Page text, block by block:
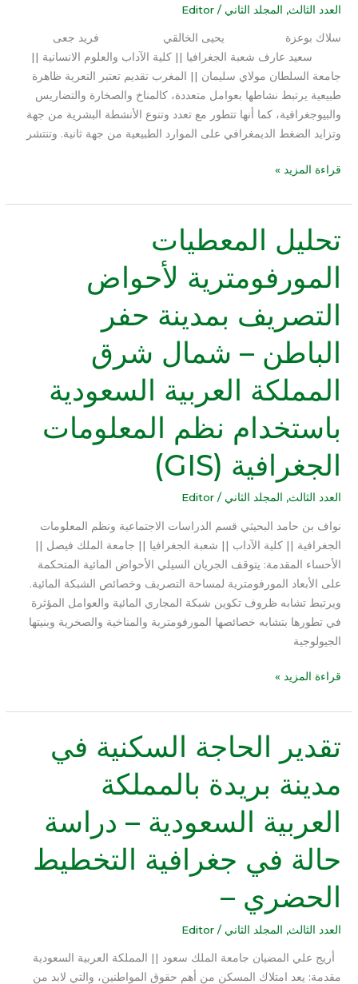
العدد الثالث, المجلد الثاني /
Editor
سلاك بوعزة يحيى الخالقي فريد جعى
سعيد عارف شعبة الجغرافيا || كلية الآداب والعلوم الانسانية ||
جامعة السلطان مولاي سليمان || المغرب تقديم تعتبر التعرية ظاهرة
طبيعية يرتبط نشاطها بعوامل متعددة، كالمناخ والصخارة والتضاريس
والبيوجغرافية، كما أنها تتطور مع تعدد وتنوع الأنشطة البشرية من جهة
وتزايد الضغط الديمغرافي على الموارد الطبيعية من جهة ثانية. وتنتشر
الكبير
المغرب
قراءة المزيد »
تحليل المعطيات
المورفومترية لأحواض
التصريف بمدينة حفر
الباطن – شمال شرق
المملكة العربية السعودية
باستخدام نظم المعلومات
الجغرافية (GIS)
العدد الثالث, المجلد الثاني /
Editor
نواف بن حامد البحيثي قسم الدراسات الاجتماعية ونظم المعلومات
الجغرافية || كلية الآداب || شعبة الجغرافيا || جامعة الملك فيصل ||
الأحساء المقدمة: يتوقف الجريان السيلي الأحواض المائية المتحكمة
على الأبعاد المورفومترية لمساحة التصريف وخصائص الشبكة المائية.
ويرتبط تشابه ظروف تكوين شبكة المجاري المائية والعوامل المؤثرة
في تطورها بتشابه خصائصها المورفومترية والمناخية والصخرية وبنيتها
الجيولوجية
المعطيات
المورفومترية
لأحواض
التصريف
بمدينة
حفر
الباطن
شمال
المملكة
السعودية
باستخدام
المعلومات
الجغرافية
قراءة المزيد »
تقدير الحاجة السكنية في
مدينة بريدة بالمملكة
العربية السعودية – دراسة
حالة في جغرافية التخطيط
الحضري –
العدد الثالث, المجلد الثاني /
Editor
أريج علي المضيان جامعة الملك سعود || المملكة العربية السعودية
مقدمة: يعد امتلاك المسكن من أهم حقوق المواطنين، والتي لابد من
تقدير
الحاجة
في
مدينة
بريدة
بالمملكة
العربية
–
دراسة
حالة
في